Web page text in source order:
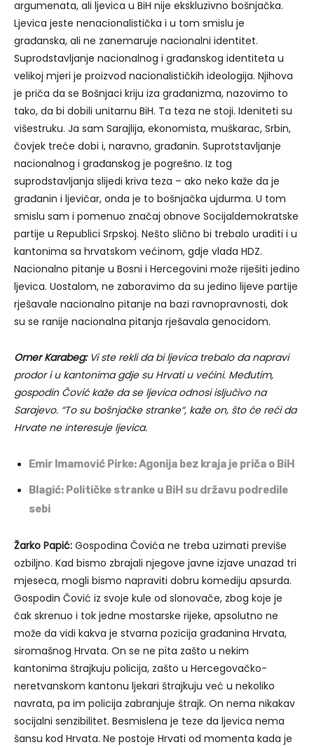
argumenata, ali ljevica u BiH nije ekskluzivno bošnjačka.
Ljevica jeste nenacionalistička i u tom smislu je
građanska, ali ne zanemaruje nacionalni identitet.
Suprodstavljanje nacionalnog i građanskog identiteta u
velikoj mjeri je proizvod nacionalističkih ideologija. Njihova
je priča da se Bošnjaci kriju iza građanizma, nazovimo to
tako, da bi dobili unitarnu BiH. Ta teza ne stoji. Ideniteti su
višestruku. Ja sam Sarajlija, ekonomista, muškarac, Srbin,
čovjek treće dobi i, naravno, građanin. Suprotstavljanje
nacionalnog i građanskog je pogrešno. Iz tog
suprodstavljanja slijedi kriva teza – ako neko kaže da je
građanin i ljevičar, onda je to bošnjačka ujdurma. U tom
smislu sam i pomenuo značaj obnove Socijaldemokratske
partije u Republici Srpskoj. Nešto slično bi trebalo uraditi i u
kantonima sa hrvatskom većinom, gdje vlada HDZ.
Nacionalno pitanje u Bosni i Hercegovini može riješiti jedino
ljevica. Uostalom, ne zaboravimo da su jedino lijeve partije
rješavale nacionalno pitanje na bazi ravnopravnosti, dok
su se ranije nacionalna pitanja rješavala genocidom.
Omer Karabeg: Vi ste rekli da bi ljevica trebalo da napravi
prodor i u kantonima gdje su Hrvati u većini. Međutim,
gospodin Čović kaže da se ljevica odnosi isljučivo na
Sarajevo. “To su bošnjačke stranke“, kaže on, što će reći da
Hrvate ne interesuje ljevica.
Emir Imamović Pirke: Agonija bez kraja je priča o BiH
Blagić: Političke stranke u BiH su državu podredile
sebi
Žarko Papić: Gospodina Čovića ne treba uzimati previše
ozbiljno. Kad bismo zbrajali njegove javne izjave unazad tri
mjeseca, mogli bismo napraviti dobru komediju apsurda.
Gospodin Čović iz svoje kule od slonovače, zbog koje je
čak skrenuo i tok jedne mostarske rijeke, apsolutno ne
može da vidi kakva je stvarna pozicija građanina Hrvata,
siromašnog Hrvata. On se ne pita zašto u nekim
kantonima štrajkuju policija, zašto u Hercegovačko-
neretvanskom kantonu ljekari štrajkuju već u nekoliko
navrata, pa im policija zabranjuje štrajk. On nema nikakav
socijalni senzibilitet. Besmislena je teze da ljevica nema
šansu kod Hrvata. Ne postoje Hrvati od momenta kada je